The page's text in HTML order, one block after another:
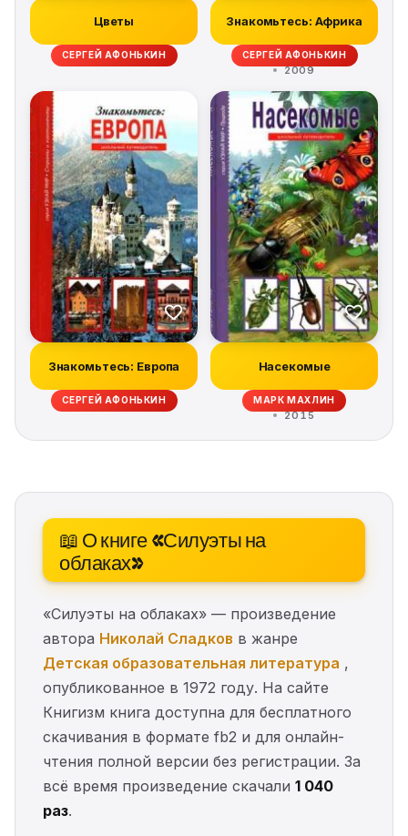
Цветы
СЕРГЕЙ АФОНЬКИН
Знакомьтесь: Африка
СЕРГЕЙ АФОНЬКИН
2009
Знакомьтесь: Европа
СЕРГЕЙ АФОНЬКИН
Насекомые
МАРК МАХЛИН
2015
📖 О книге «Силуэты на
облаках»
«Силуэты на облаках» — произведение
автора Николай Сладков в жанре
Детская образовательная литература ,
опубликованное в 1972 году. На сайте
Книгизм книга доступна для бесплатного
скачивания в формате fb2 и для онлайн-
чтения полной версии без регистрации. За
всё время произведение скачали 1 040
раз.